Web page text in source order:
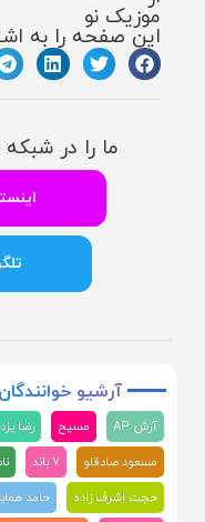
موزیک نو
این صفحه را به
ما را در
آرشیو خوانندگان
آرش AP مسیح رضا
مسعود صادقلو
۷ باند
حجت اشرف زاده
حامد